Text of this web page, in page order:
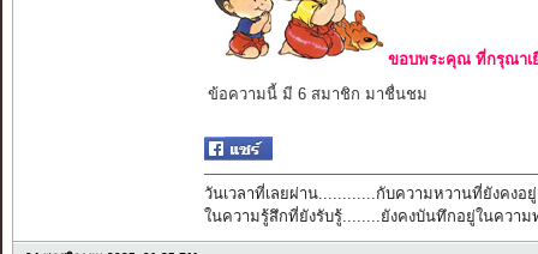
ขอบพระคุณ ที่กรุณาเ
ข้อความนี้ มี 6 สมาชิก มาชื่นชม
วันเวลาที่เลยผ่าน............กับความหวานที่ยังคงอยู่
ในความรู้สึกที่ยังรับรู้........ยังคงบันทึกอยู่ในความ